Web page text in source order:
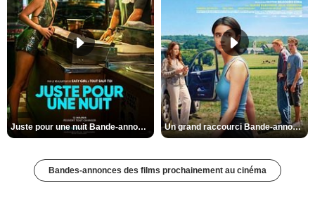
Juste pour une nuit Bande-annonce VO STFR Un grand raccourci Bande-annonce VF
Bandes-annonces des films prochainement au cinéma